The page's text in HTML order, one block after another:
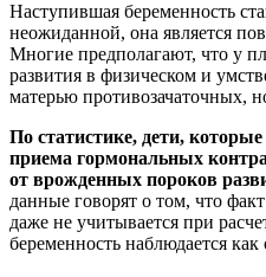
Наступившая беременность
неожиданной, она является
Многие предполагают, что у
развития в физическом и
матерью противозачаточных,
По статистике, дети,
приема гормональных
от врожденных пороков
данные говорят о том, что
даже не учитывается при
беременность наблюдается как